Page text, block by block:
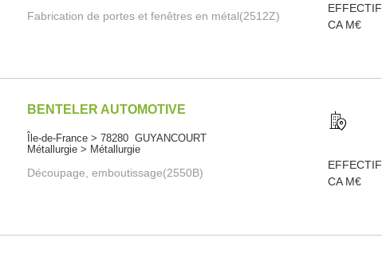
Fabrication de portes et fenêtres en métal(2512Z)
EFFECTIF
CA M€
BENTELER AUTOMOTIVE
Île-de-France > 78280 GUYANCOURT
Métallurgie > Métallurgie
Découpage, emboutissage(2550B)
EFFECTIF
CA M€